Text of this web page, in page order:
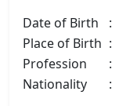
Date of Birth
:
Place of Birth :
Profession
:
Nationality
: